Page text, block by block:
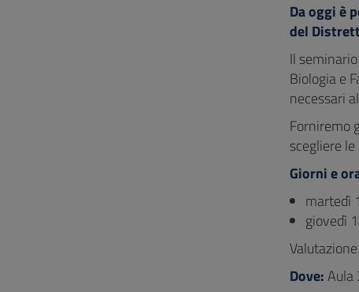
Da oggi è
del
Il
Biologia e
necessari
Forniremo
scegliere
Giorni e
martedì
giovedì
Dove:Aula